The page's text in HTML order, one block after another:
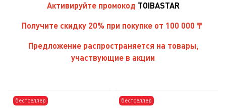
Активируйте промокод TOIBASTAR
Получите скидку 20% при покупке от 100 000 ₸
Предложение распространяется на товары,
участвующие в акции
бестселлер
бестселлер